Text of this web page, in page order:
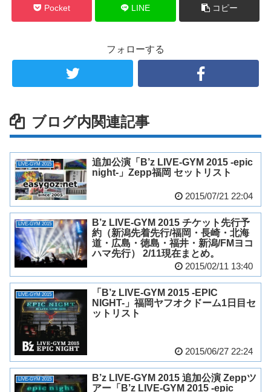
Pocket LINE コピー
フォローする
ブログ内関連記事
LIVE-GYM 2015
追加公演「B’z LIVE-GYM 2015 -epic
night-」Zepp福岡 セットリスト
2015/07/21 22:04
LIVE-GYM 2015
B’z LIVE-GYM 2015 チケット先行予
約（新潟先着先行/福岡・長崎・北海
道・広島・徳島・福井・新潟/FMヨコ
ハマ先行） 2/11現在まとめ。
2015/02/11 13:40
LIVE-GYM 2015
「B’z LIVE-GYM 2015 -EPIC
NIGHT-」福岡ヤフオクドーム1日目セ
ットリスト
2015/06/27 22:24
LIVE-GYM 2015
B’z LIVE-GYM 2015 追加公演 Zeppツ
アー「B’z LIVE-GYM 2015 -epic